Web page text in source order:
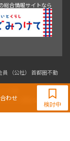
わせ
)
検討中
総合情報サイトなら
（公社） 首都圏不動
とした豊富な賃貸マン